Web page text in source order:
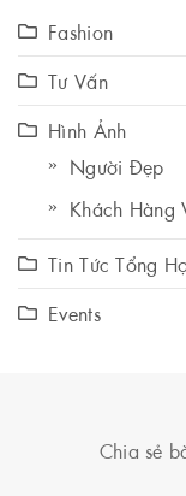
Fashion
Tư Vấn
Hình Ảnh
Người Đẹp
Khách Hàng
Tin Tức Tổng
Events
Chia sẻ